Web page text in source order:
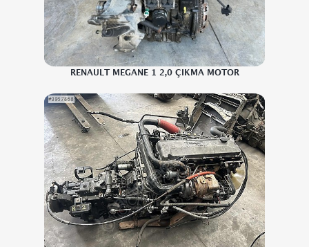
RENAULT MEGANE 1 2,0 ÇIKMA MOTOR